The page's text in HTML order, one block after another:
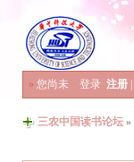
» 您尚未 登录 注册
三农中国读书论坛 »